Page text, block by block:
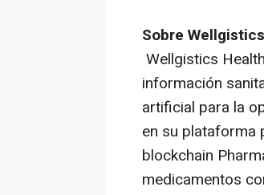
Sobre
Wellgistics
información
artificial para la
en su plataforma
blockchain
medicamentos